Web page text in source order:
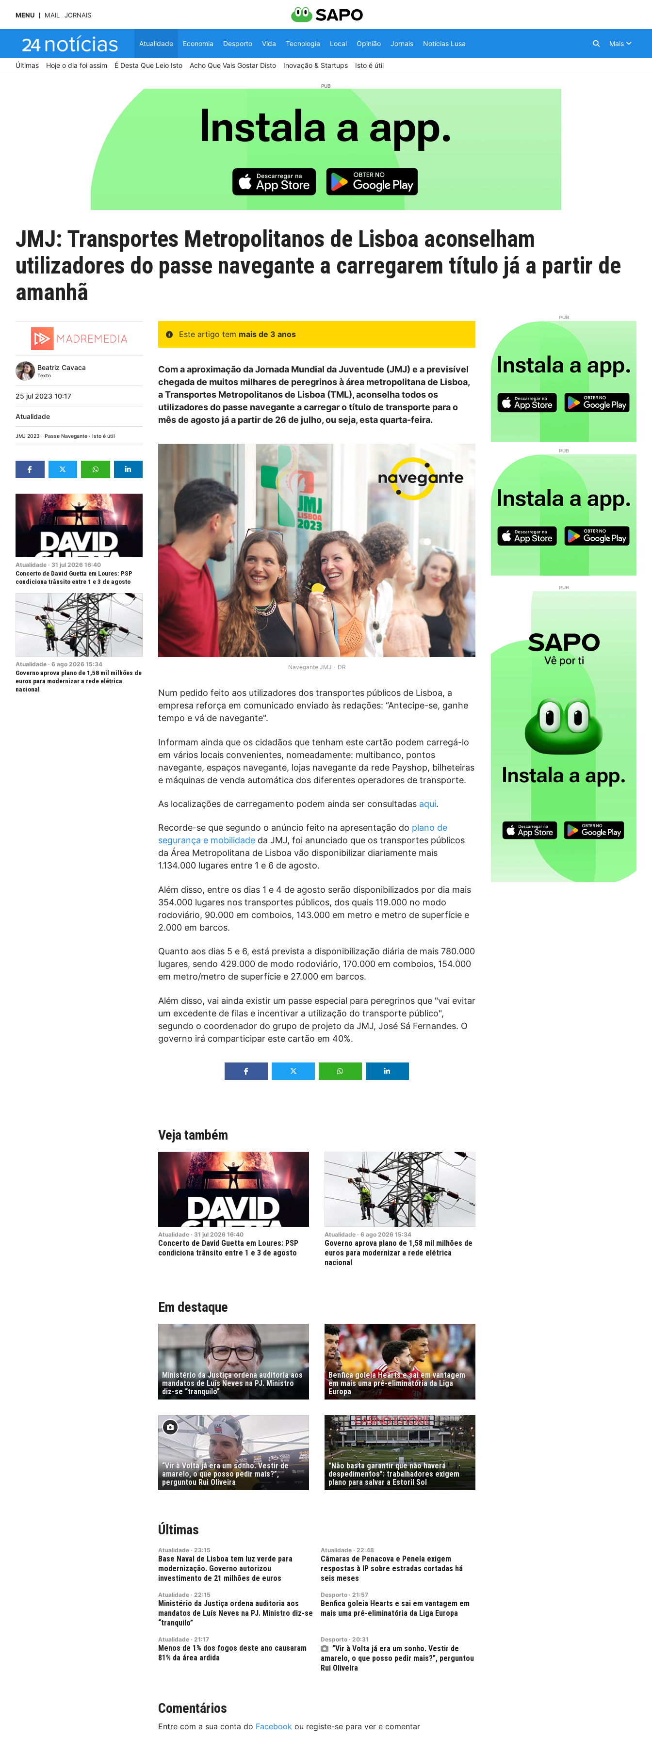
MENU MAIL JORNAIS
Atualidade Economia Desporto Vida Tecnologia Local Opinião Jornais Notícias Lusa Mais
Últimas Hoje o dia foi assim É Desta Que Leio Isto Acho Que Vais Gostar Disto Inovação & Startups Isto é útil
JMJ: Transportes Metropolitanos de Lisboa aconselham
utilizadores do passe navegante a carregarem título já a partir de
amanhã
Beatriz Cavaca
Texto
25 jul 2023 10:17
Atualidade
JMJ 2023 Passe Navegante Isto é útil
Atualidade · 31 jul 2026 16:40
Concerto de David Guetta em Loures: PSP
condiciona trânsito entre 1 e 3 de agosto
Atualidade · 6 ago 2026 15:34
Governo aprova plano de 1,58 mil milhões de
euros para modernizar a rede elétrica
nacional
Este artigo tem mais de 3 anos
Com a aproximação da Jornada Mundial da Juventude (JMJ) e a previsível
chegada de muitos milhares de peregrinos à área metropolitana de Lisboa,
a Transportes Metropolitanos de Lisboa (TML), aconselha todos os
utilizadores do passe navegante a carregar o título de transporte para o
mês de agosto já a partir de 26 de julho, ou seja, esta quarta-feira.
Navegante JMJ DR
Num pedido feito aos utilizadores dos transportes públicos de Lisboa, a
empresa reforça em comunicado enviado às redações: “Antecipe-se, ganhe
tempo e vá de navegante".
Informam ainda que os cidadãos que tenham este cartão podem carregá-lo
em vários locais convenientes, nomeadamente: multibanco, pontos
navegante, espaços navegante, lojas navegante da rede Payshop, bilheteiras
e máquinas de venda automática dos diferentes operadores de transporte.
As localizações de carregamento podem ainda ser consultadas aqui.
Recorde-se que segundo o anúncio feito na apresentação do plano de
segurança e mobilidade da JMJ, foi anunciado que os transportes públicos
da Área Metropolitana de Lisboa vão disponibilizar diariamente mais
1.134.000 lugares entre 1 e 6 de agosto.
Além disso, entre os dias 1 e 4 de agosto serão disponibilizados por dia mais
354.000 lugares nos transportes públicos, dos quais 119.000 no modo
rodoviário, 90.000 em comboios, 143.000 em metro e metro de superfície e
2.000 em barcos.
Quanto aos dias 5 e 6, está prevista a disponibilização diária de mais 780.000
lugares, sendo 429.000 de modo rodoviário, 170.000 em comboios, 154.000
em metro/metro de superfície e 27.000 em barcos.
Além disso, vai ainda existir um passe especial para peregrinos que "vai evitar
um excedente de filas e incentivar a utilização do transporte público",
segundo o coordenador do grupo de projeto da JMJ, José Sá Fernandes. O
governo irá comparticipar este cartão em 40%.
Veja também
Atualidade · 31 jul 2026 16:40
Concerto de David Guetta em Loures: PSP
condiciona trânsito entre 1 e 3 de agosto
Atualidade · 6 ago 2026 15:34
Governo aprova plano de 1,58 mil milhões de
euros para modernizar a rede elétrica
nacional
Em destaque
Ministério da Justiça ordena auditoria aos
mandatos de Luís Neves na PJ. Ministro
diz-se “tranquilo”
Benfica goleia Hearts e sai em vantagem
em mais uma pré-eliminatória da Liga
Europa
“Vir à Volta já era um sonho. Vestir de
amarelo, o que posso pedir mais?”,
perguntou Rui Oliveira
"Não basta garantir que não haverá
despedimentos": trabalhadores exigem
plano para salvar a Estoril Sol
Últimas
Atualidade · 23:15
Base Naval de Lisboa tem luz verde para
modernização. Governo autorizou
investimento de 21 milhões de euros
Atualidade · 22:48
Câmaras de Penacova e Penela exigem
respostas à IP sobre estradas cortadas há
seis meses
Atualidade · 22:15
Ministério da Justiça ordena auditoria aos
mandatos de Luís Neves na PJ. Ministro diz-se
“tranquilo”
Desporto · 21:57
Benfica goleia Hearts e sai em vantagem em
mais uma pré-eliminatória da Liga Europa
Atualidade · 21:17
Menos de 1% dos fogos deste ano causaram
81% da área ardida
Desporto · 20:31
“Vir à Volta já era um sonho. Vestir de
amarelo, o que posso pedir mais?”, perguntou
Rui Oliveira
Comentários
Entre com a sua conta do Facebook ou registe-se para ver e comentar